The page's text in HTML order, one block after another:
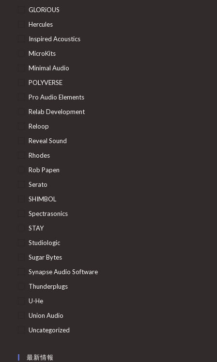
GLORiOUS
Hercules
Inspired Acoustics
MicroKits
Minimal Audio
POLYVERSE
Pro Audio Elements
Relab Development
Reloop
Reveal Sound
Rhodes
Rob Papen
Serato
SHIMBOL
Spectrasonics
STAY
Studiologic
Sugar Bytes
Synapse Audio Software
Thunderplugs
U-He
Union Audio
Uncategorized
最新情報